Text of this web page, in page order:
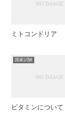
ミトコンドリア
国家試験
ビタミンについて